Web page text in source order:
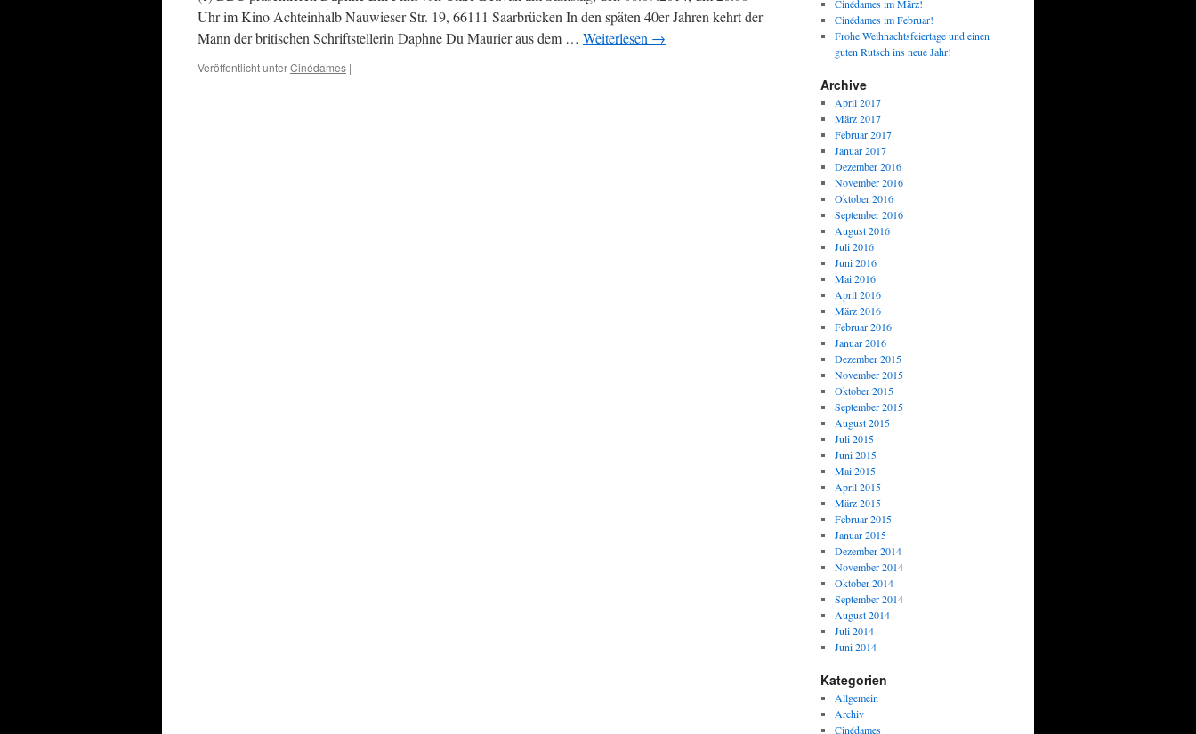
Uhr im Kino Achteinhalb Nauwieser Str. 19, 66111 Saarbrücken In den späten 40er Jahren kehrt der
Mann der britischen Schriftstellerin Daphne Du Maurier aus dem … Weiterlesen →
Veröffentlicht unterCinédames |
Cinédames im März!
Cinédames im Februar!
Frohe Weihnachtsfeiertage und einen
guten Rutsch ins neue Jahr!
Archive
April 2017
März 2017
Februar 2017
Januar 2017
Dezember 2016
November 2016
Oktober 2016
September 2016
August 2016
Juli 2016
Juni 2016
Mai 2016
April 2016
März 2016
Februar 2016
Januar 2016
Dezember 2015
November 2015
Oktober 2015
September 2015
August 2015
Juli 2015
Juni 2015
Mai 2015
April 2015
März 2015
Februar 2015
Januar 2015
Dezember 2014
November 2014
Oktober 2014
September 2014
August 2014
Juli 2014
Juni 2014
Kategorien
Allgemein
Archiv
Cinédames